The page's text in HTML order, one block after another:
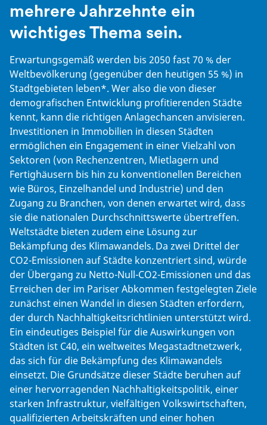
mehrere Jahrzehnte ein
wichtiges Thema sein.
Erwartungsgemäß werden bis 2050 fast 70 % der
Weltbevölkerung (gegenüber den heutigen 55 %) in
Stadtgebieten leben*. Wer also die von dieser
demografischen Entwicklung profitierenden Städte
kennt, kann die richtigen Anlagechancen anvisieren.
Investitionen in Immobilien in diesen Städten
ermöglichen ein Engagement in einer Vielzahl von
Sektoren (von Rechenzentren, Mietlagern und
Fertighäusern bis hin zu konventionellen Bereichen
wie Büros, Einzelhandel und Industrie) und den
Zugang zu Branchen, von denen erwartet wird, dass
sie die nationalen Durchschnittswerte übertreffen.
Weltstädte bieten zudem eine Lösung zur
Bekämpfung des Klimawandels. Da zwei Drittel der
CO2-Emissionen auf Städte konzentriert sind, würde
der Übergang zu Netto-Null-CO2-Emissionen und das
Erreichen der im Pariser Abkommen festgelegten Ziele
zunächst einen Wandel in diesen Städten erfordern,
der durch Nachhaltigkeitsrichtlinien unterstützt wird.
Ein eindeutiges Beispiel für die Auswirkungen von
Städten ist C40, ein weltweites Megastadtnetzwerk,
das sich für die Bekämpfung des Klimawandels
einsetzt. Die Grundsätze dieser Städte beruhen auf
einer hervorragenden Nachhaltigkeitspolitik, einer
starken Infrastruktur, vielfältigen Volkswirtschaften,
qualifizierten Arbeitskräften und einer hohen